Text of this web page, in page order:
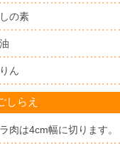
の素
ん
しらえ
肉は4cm幅に切ります。